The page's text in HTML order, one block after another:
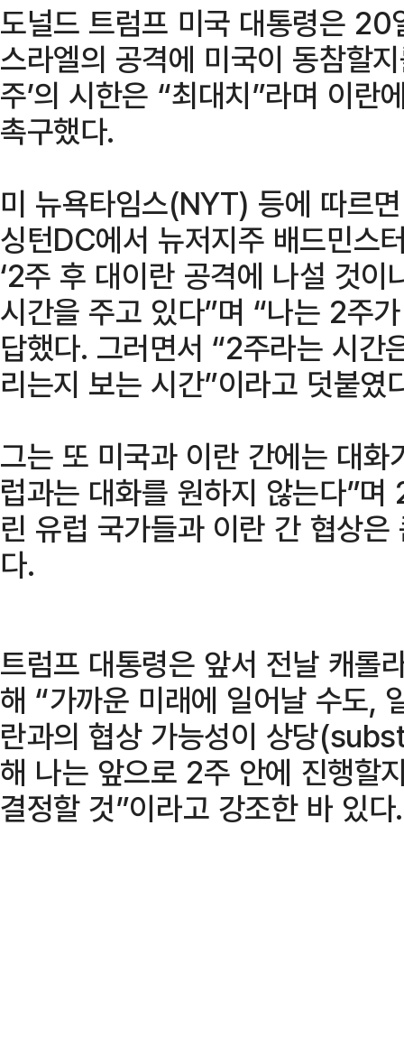
도널드 트럼프 미국 대통령은
스라엘의 공격에 미국이 동참할
주’의 시한은 “최대치”라며 이란
촉구했다.
미 뉴욕타임스(NYT) 등에 따르
싱턴DC에서 뉴저지주 배드민스
‘2주 후 대이란 공격에 나설 것이
시간을 주고 있다”며 “나는 2주
답했다. 그러면서 “2주라는 시간
리는지 보는 시간”이라고 덧붙였
그는 또 미국과 이란 간에는 대
럽과는 대화를 원하지 않는다”
린 유럽 국가들과 이란 간 협상
다.
트럼프 대통령은 앞서 전날 캐롤
해 “가까운 미래에 일어날 수도,
란과의 협상 가능성이 상당
해 나는 앞으로 2주 안에 진행할
결정할 것”이라고 강조한 바 있다.